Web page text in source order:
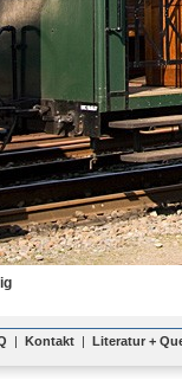
| Kontakt | Literatur +